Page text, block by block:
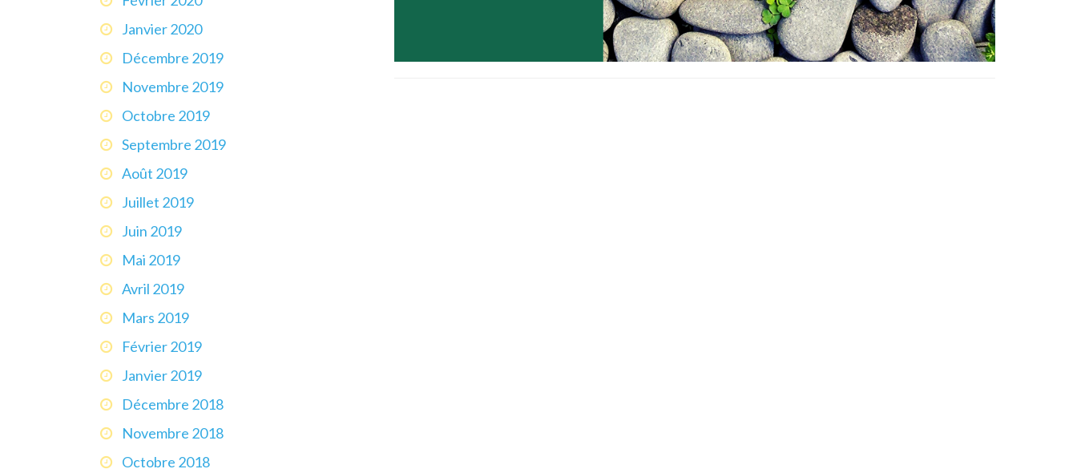
Janvier 2020
Décembre 2019
Novembre 2019
Octobre 2019
Septembre 2019
Août 2019
Juillet 2019
Juin 2019
Mai 2019
Avril 2019
Mars 2019
Février 2019
Janvier 2019
Décembre 2018
Novembre 2018
Octobre 2018